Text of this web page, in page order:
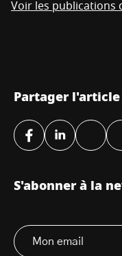
Voir les publications
Partager l'article
S'abonner à la